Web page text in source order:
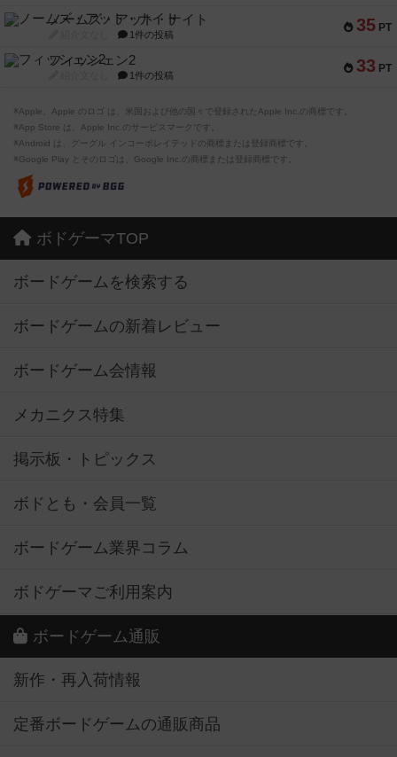
35 PT
ノームズ・アット・ナイト
1件の投稿
33 PT
フィッシェン2
1件の投稿
※Apple、Apple のロゴ は、米国および他の国々で登録されたApple Inc.の商標です。
※App Store は、Apple Inc.のサービスマークです。
※Android は、グーグル インコーポレイテッドの商標または登録商標です。
※Google Play とそのロゴは、Google Inc.の商標または登録商標です。
ボドゲーマTOP
ボードゲームを検索する
ボードゲームの新着レビュー
ボードゲーム会情報
メカニクス特集
掲示板・トピックス
ボドとも・会員一覧
ボードゲーム業界コラム
ボドゲーマご利用案内
ボードゲーム通販
新作・再入荷情報
定番ボードゲームの通販商品